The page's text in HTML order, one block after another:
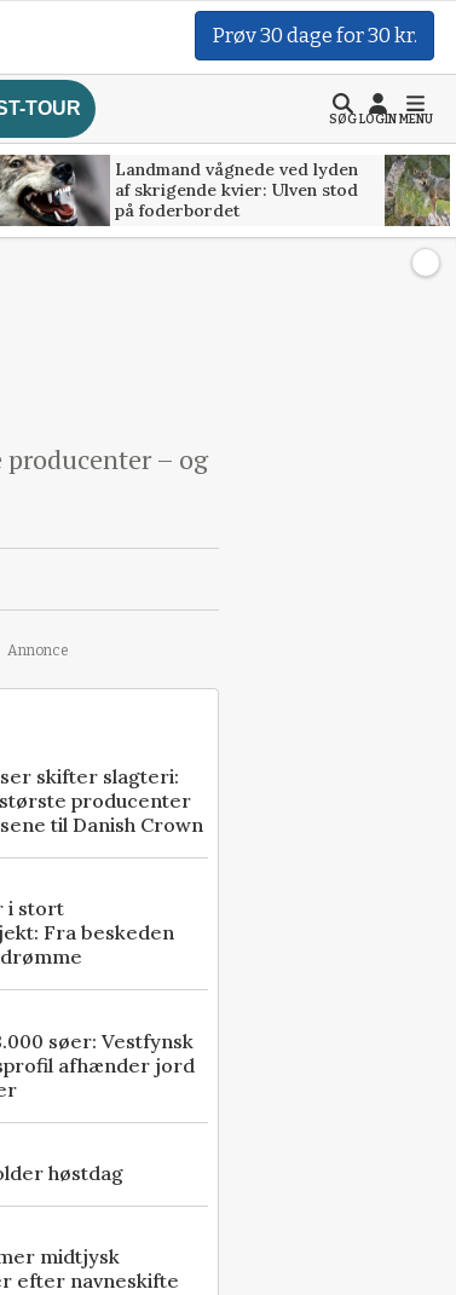
Prøv 30 dage for 30 kr.
TOUR
SØGLOGINMENU
Landmand vågnede ved lyden
af skrigende kvier: Ulven stod
på foderbordet
– og
Annonce
skifter slagteri:
producenter
til Danish Crown
i stort
Fra beskeden
søer: Vestfynsk
afhænder jord
høstdag
midtjysk
efter navneskifte